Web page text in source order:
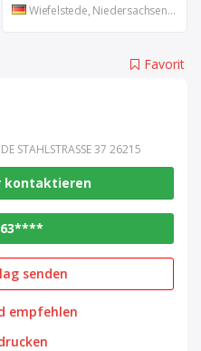
Wiefelstede, Niedersachsen, DE
Favorit
STAHLSTRASSE 37 26215
kontaktieren
senden
empfehlen